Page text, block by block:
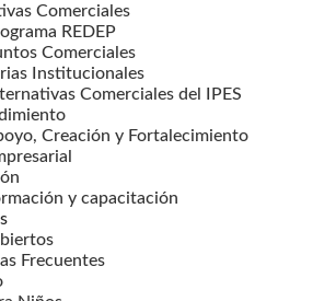
Comerciales
REDEP
Comerciales
Institucionales
Comerciales del IPES
Creación y Fortalecimiento
y capacitación
Frecuentes